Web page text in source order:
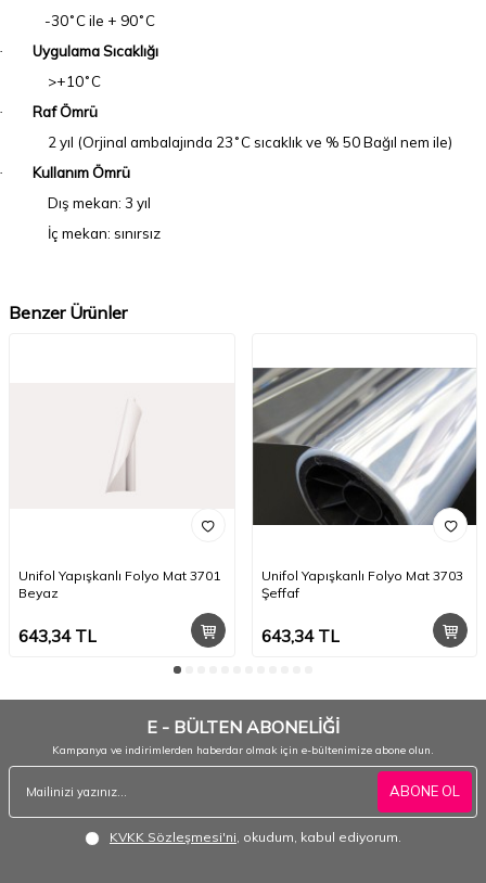
-30˚C ile + 90˚C
·
Uygulama Sıcaklığı
>+10˚C
·
Raf Ömrü
2 yıl (Orjinal ambalajında 23˚C sıcaklık ve % 50 Bağıl nem ile)
·
Kullanım Ömrü
Dış mekan: 3 yıl
İç mekan: sınırsız
Benzer Ürünler
Unifol Yapışkanlı Folyo Mat 3701
Beyaz
643,34TL
Unifol Yapışkanlı Folyo Mat 3703
Şeffaf
643,34TL
E - BÜLTEN ABONELİĞİ
Kampanya ve indirimlerden haberdar olmak için e-bültenimize abone olun.
ABONE OL
KVKK Sözleşmesi'ni , okudum, kabul ediyorum.